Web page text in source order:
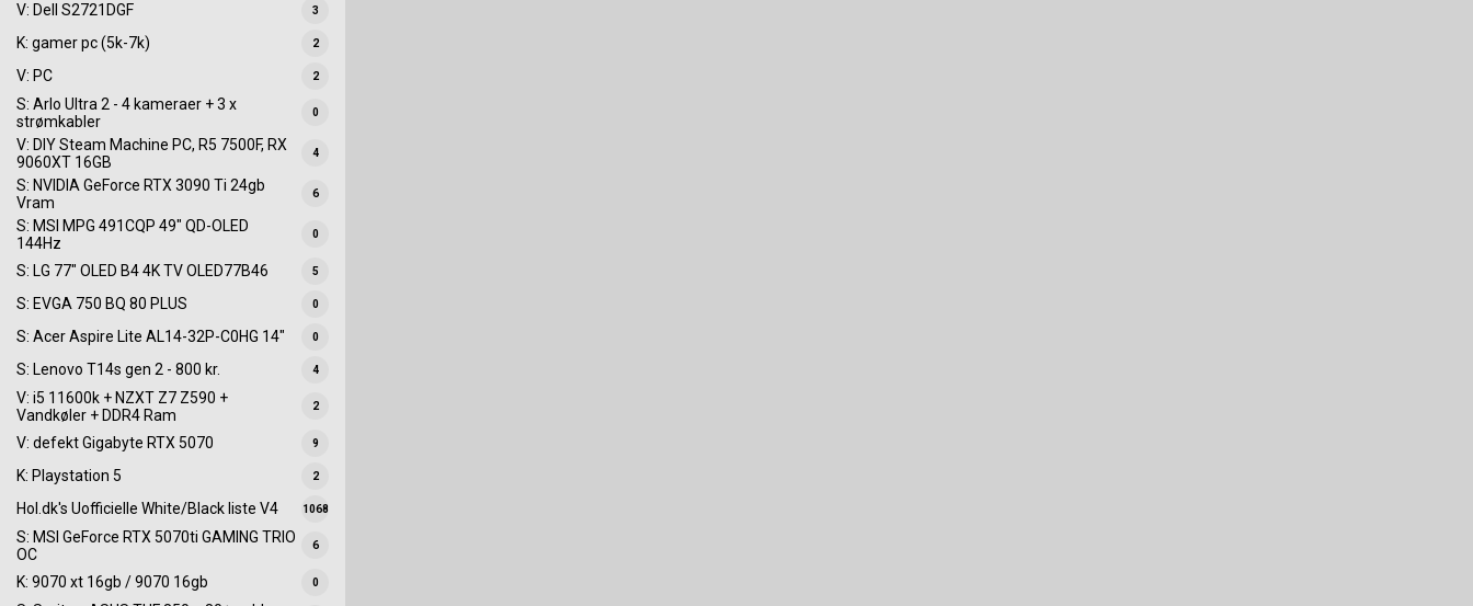
V: Dell S2721DGF 3
K: gamer pc (5k-7k) 2
V: PC 2
S: Arlo Ultra 2 - 4 kameraer + 3 x
strømkabler
0
V: DIY Steam Machine PC, R5 7500F, RX
9060XT 16GB
4
S: NVIDIA GeForce RTX 3090 Ti 24gb
Vram
6
S: MSI MPG 491CQP 49" QD-OLED
144Hz
0
S: LG 77" OLED B4 4K TV OLED77B46 5
S: EVGA 750 BQ 80 PLUS 0
S: Acer Aspire Lite AL14-32P-C0HG 14" 0
S: Lenovo T14s gen 2 - 800 kr. 4
V: i5 11600k + NZXT Z7 Z590 +
Vandkøler + DDR4 Ram
2
V: defekt Gigabyte RTX 5070 9
K: Playstation 5 2
Hol.dk's Uofficielle White/Black liste V4 1068
S: MSI GeForce RTX 5070ti GAMING TRIO
OC
6
K: 9070 xt 16gb / 9070 16gb 0